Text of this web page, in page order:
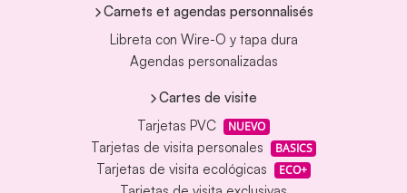
Carnets et agendas personnalisés
Libreta con Wire-O y tapa dura
Agendas personalizadas
Cartes de visite
Tarjetas PVC
NUEVO
Tarjetas de visita personales BASICS
Tarjetas de visita ecológicas ECO+